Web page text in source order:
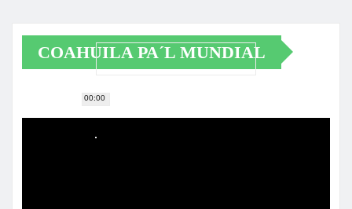
00:00
COAHUILA PA´L MUNDIAL
Reproductor